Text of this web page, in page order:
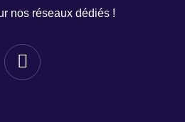
nos réseaux dédiés !